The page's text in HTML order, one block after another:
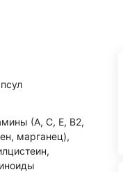
(А, С, Е, В2,
марганец),